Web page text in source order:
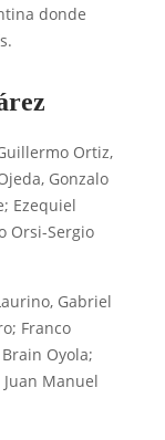
donde
Ortiz,
Gonzalo
Ezequiel
Orsi-Sergio
Gabriel
Franco
Oyola;
Manuel